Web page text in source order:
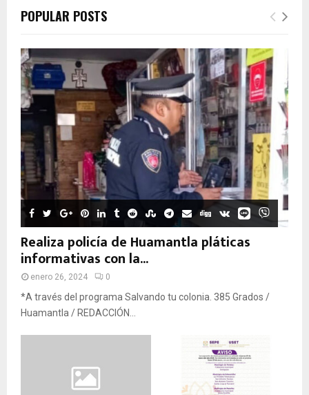
POPULAR POSTS
Realiza policía de Huamantla pláticas
informativas con la...
enero 26, 2024 0
*A través del programa Salvando tu colonia. 385 Grados /
Huamantla / REDACCIÓN...